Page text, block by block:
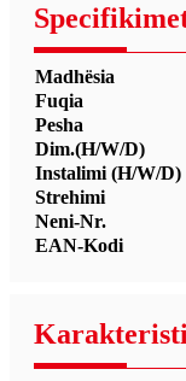
Madhësia
Fuqia
Pesha
Dim.(H/W/D)
Instalimi (H/W/D)
Strehimi
Neni-Nr.
EAN-Kodi